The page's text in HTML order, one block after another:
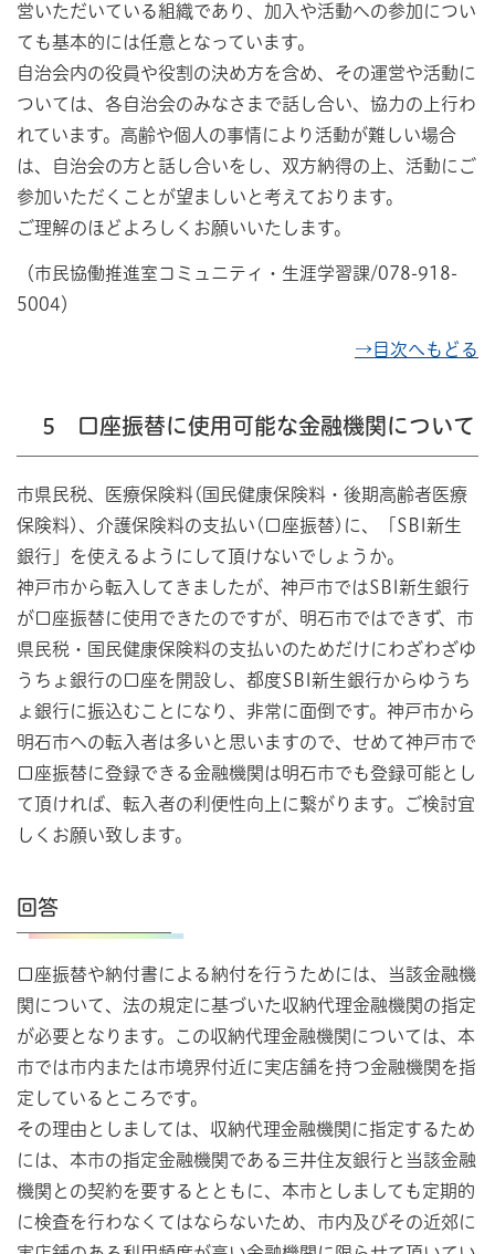
営いただいている組織であり、加入や活動への参加につい
ても基本的には任意となっています。
自治会内の役員や役割の決め方を含め、その運営や活動に
ついては、各自治会のみなさまで話し合い、協力の上行わ
れています。高齢や個人の事情により活動が難しい場合
は、自治会の方と話し合いをし、双方納得の上、活動にご
参加いただくことが望ましいと考えております。
ご理解のほどよろしくお願いいたします。
（市民協働推進室コミュニティ・生涯学習課/078-918-
5004）
→目次へもどる
5 口座振替に使用可能な金融機関について
市県民税、医療保険料(国民健康保険料・後期高齢者医療
保険料)、介護保険料の支払い(口座振替)に、「SBI新生
銀行」を使えるようにして頂けないでしょうか。
神戸市から転入してきましたが、神戸市ではSBI新生銀行
が口座振替に使用できたのですが、明石市ではできず、市
県民税・国民健康保険料の支払いのためだけにわざわざゆ
うちょ銀行の口座を開設し、都度SBI新生銀行からゆうち
ょ銀行に振込むことになり、非常に面倒です。神戸市から
明石市への転入者は多いと思いますので、せめて神戸市で
口座振替に登録できる金融機関は明石市でも登録可能とし
て頂ければ、転入者の利便性向上に繋がります。ご検討宜
しくお願い致します。
回答
口座振替や納付書による納付を行うためには、当該金融機
関について、法の規定に基づいた収納代理金融機関の指定
が必要となります。この収納代理金融機関については、本
市では市内または市境界付近に実店舗を持つ金融機関を指
定しているところです。
その理由としましては、収納代理金融機関に指定するため
には、本市の指定金融機関である三井住友銀行と当該金融
機関との契約を要するとともに、本市としましても定期的
に検査を行わなくてはならないため、市内及びその近郊に